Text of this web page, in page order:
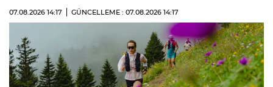
07.08.2026 14:17 GÜNCELLEME : 07.08.2026 14:17